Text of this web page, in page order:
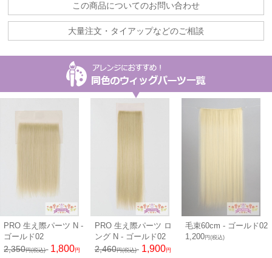
この商品についてのお問い合わせ
大量注文・タイアップなどのご相談
PRO 生え際パーツ N -
ゴールド02
2,350円(税込) 1,800円
PRO 生え際パーツ ロ
ング N - ゴールド02
2,460円(税込) 1,900円
毛束60cm - ゴールド02
1,200円(税込)